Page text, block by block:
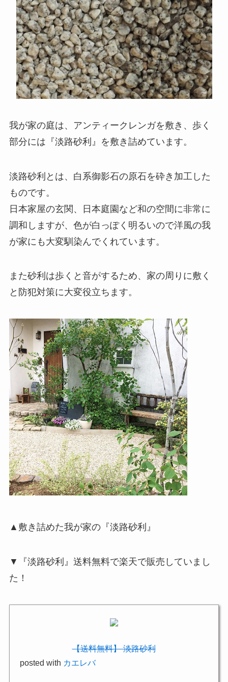
我が家の庭は、アンティークレンガを敷き、歩く
部分には『淡路砂利』を敷き詰めています。
淡路砂利とは、白系御影石の原石を砕き加工した
ものです。
日本家屋の玄関、日本庭園など和の空間に非常に
調和しますが、色が白っぽく明るいので洋風の我
が家にも大変馴染んでくれています。
また砂利は歩くと音がするため、家の周りに敷く
と防犯対策に大変役立ちます。
▲敷き詰めた我が家の『淡路砂利』
▼『淡路砂利』送料無料で楽天で販売していまし
た！
【送料無料】 淡路砂利
posted with カエレバ